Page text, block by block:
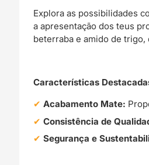
Explora as possibilidades
a apresentação dos teus
beterraba e amido de
Características
Acabamento Mate:
Consistência de
Segurança e